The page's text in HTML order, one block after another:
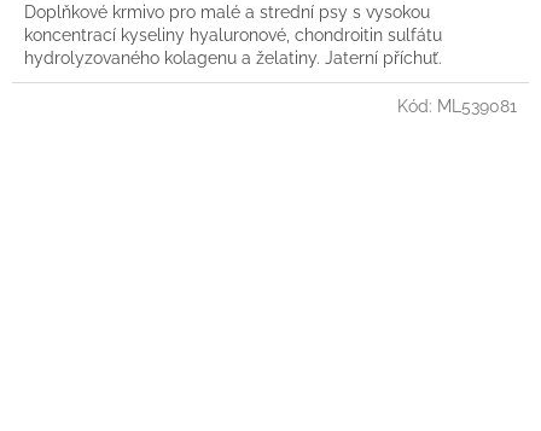
Doplňkové krmivo pro malé a strední psy s vysokou
koncentrací kyseliny hyaluronové, chondroitin sulfátu
hydrolyzovaného kolagenu a želatiny. Jaterní příchuť.
Kód: ML539081